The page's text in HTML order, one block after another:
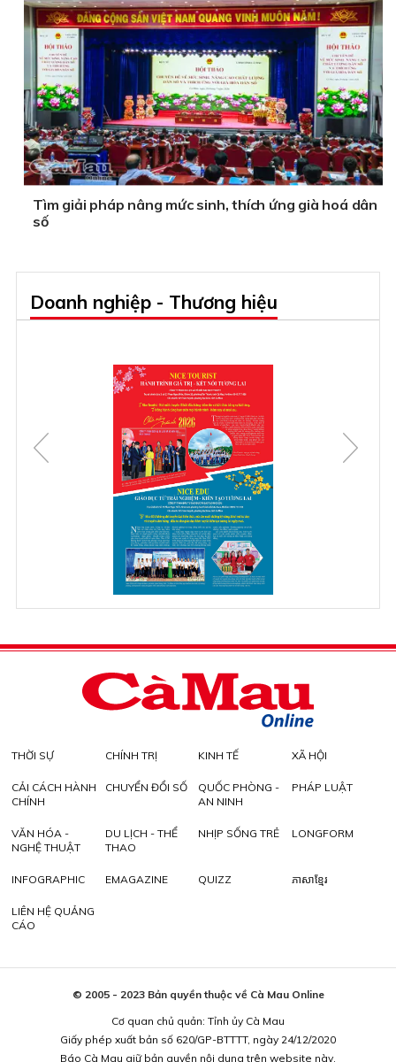
Tìm giải pháp nâng mức sinh, thích ứng già hoá dân
số
Doanh nghiệp - Thương hiệu
THỜI SỰ CHÍNH TRỊ KINH TẾ XÃ HỘI
CẢI CÁCH HÀNH
CHÍNH
CHUYỂN ĐỔI SỐ
QUỐC PHÒNG -
AN NINH
PHÁP LUẬT
VĂN HÓA -
NGHỆ THUẬT
DU LỊCH - THỂ
THAO
NHỊP SỐNG TRẺ LONGFORM
INFOGRAPHIC EMAGAZINE QUIZZ ភាសាខ្មែរ
LIÊN HỆ QUẢNG
CÁO
© 2005 - 2023 Bản quyền thuộc về Cà Mau Online
Cơ quan chủ quản: Tỉnh ủy Cà Mau
Giấy phép xuất bản số 620/GP-BTTTT, ngày 24/12/2020
Báo Cà Mau giữ bản quyền nội dung trên website này.